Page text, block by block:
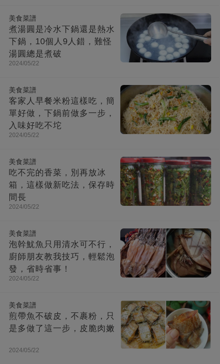
美食菜譜
煮湯圓是冷水下鍋還是熱水
下鍋，10個人9人錯，難怪
湯圓總是煮破
2024/05/22
美食菜譜
客家人早餐米粉這樣吃，簡
單好做，下鍋前做多一步，
入味好吃不坨
2024/05/22
美食菜譜
吃不完的香菜，別再放冰
箱，這樣做新吃法，保存時
間長
2024/05/22
美食菜譜
泡幹魷魚只用清水可不行，
廚師朋友教我技巧，輕鬆泡
發，省時省事！
2024/05/22
美食菜譜
煎帶魚不破皮，不裹粉，只
是多做了這一步，皮脆肉嫩
2024/05/22